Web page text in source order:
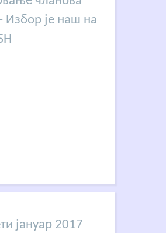
Избор је наш на
јануар 2017